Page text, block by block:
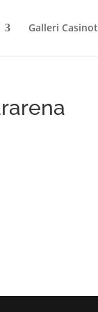
Galleri Casinot